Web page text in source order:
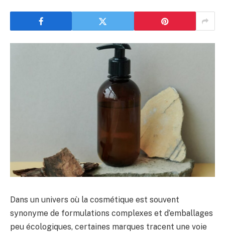
Dans un univers où la cosmétique est souvent
synonyme de formulations complexes et d’emballages
peu écologiques, certaines marques tracent une voie